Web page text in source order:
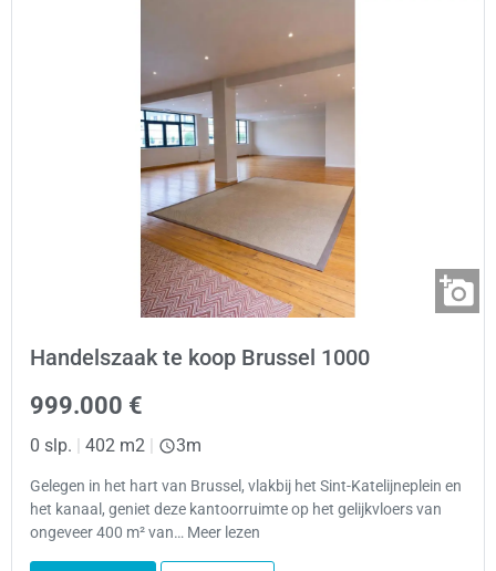
Handelszaak te koop Brussel 1000
999.000 €
0 slp. | 402 m2 | 3m
Gelegen in het hart van Brussel, vlakbij het Sint-Katelijneplein en
het kanaal, geniet deze kantoorruimte op het gelijkvloers van
ongeveer 400 m² van… Meer lezen